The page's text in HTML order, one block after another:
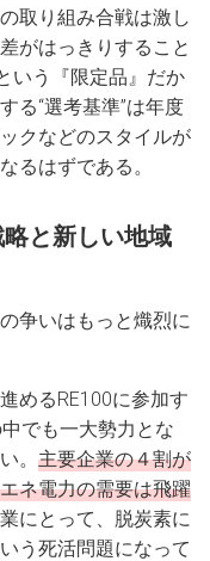
取り組み合戦は激し
がはっきりすること
いう『限定品』だか
る“選考基準”は年度
クなどのスタイルが
るはずである。
と新しい地域
争いはもっと熾烈に
めるRE100に参加す
でも一大勢力とな
。 主要企業の４割が
ネ電力の需要は飛躍
にとって、脱炭素に
う死活問題になって